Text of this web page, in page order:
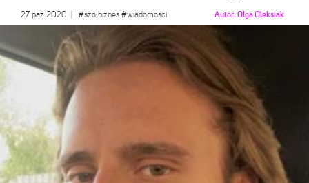
27 paź 2020 #szołbiznes #wiadomości Autor:Olga Oleksiak